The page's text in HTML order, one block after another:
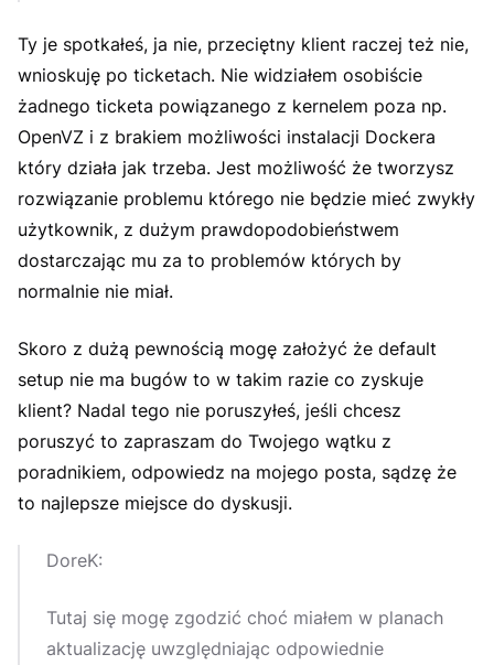
Ty je spotkałeś, ja nie, przeciętny klient raczej też nie,
wnioskuję po ticketach. Nie widziałem osobiście
żadnego ticketa powiązanego z kernelem poza np.
OpenVZ i z brakiem możliwości instalacji Dockera
który działa jak trzeba. Jest możliwość że tworzysz
rozwiązanie problemu którego nie będzie mieć zwykły
użytkownik, z dużym prawdopodobieństwem
dostarczając mu za to problemów których by
normalnie nie miał.
Skoro z dużą pewnością mogę założyć że default
setup nie ma bugów to w takim razie co zyskuje
klient? Nadal tego nie poruszyłeś, jeśli chcesz
poruszyć to zapraszam do Twojego wątku z
poradnikiem, odpowiedz na mojego posta, sądzę że
to najlepsze miejsce do dyskusji.
DoreK:
Tutaj się mogę zgodzić choć miałem w planach
aktualizację uwzględniając odpowiednie